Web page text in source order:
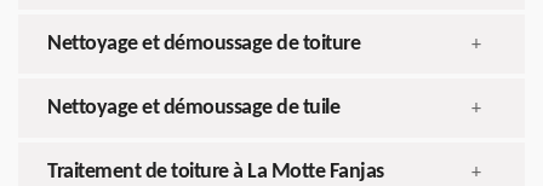
Nettoyage et démoussage de toiture +
Nettoyage et démoussage de tuile +
Traitement de toiture à La Motte Fanjas +